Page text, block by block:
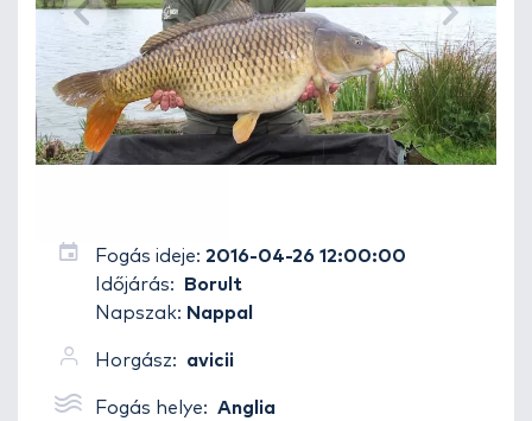
Fogás ideje: 2016-04-26 12:00:00
Időjárás:
Borult
Napszak: Nappal
Horgász: avicii
Fogás helye: Anglia